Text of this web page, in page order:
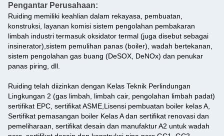
Pengantar Perusahaan:
Ruiding memiliki keahlian dalam rekayasa, pembuatan,
konstruksi, layanan komisi sistem pengolahan pembakaran
limbah industri termasuk oksidator termal (juga disebut sebagai
insinerator),sistem pemulihan panas (boiler), wadah bertekanan,
sistem pengolahan gas buang (DeSOX, DeNOx) dan penukar
panas piring, dll.
Ruiding telah diizinkan dengan Kelas Teknik Perlindungan
Lingkungan 2 (gas limbah, limbah cair, pengolahan limbah padat)
sertifikat EPC, sertifikat ASME,Lisensi pembuatan boiler kelas A,
Sertifikat pemasangan boiler Kelas A dan sertifikat renovasi dan
pemeliharaan, sertifikat desain dan manufaktur A2 untuk wadah